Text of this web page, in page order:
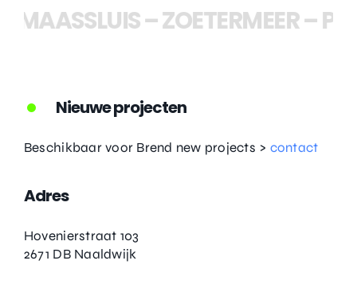
–ZOETERMEER–
Nieuwe projecten
Beschikbaar voor Brend new projects > contact
Adres
Hovenierstraat 103
2671 DB Naaldwijk